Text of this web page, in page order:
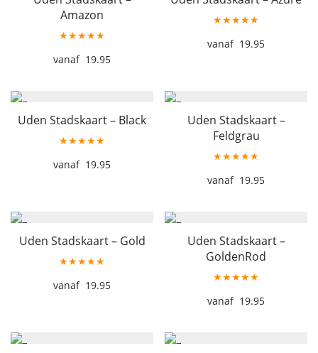
Amazon
★★★★★
19.95
★★★★★
19.95
Uden Stadskaart – Black
★★★★★
19.95
Uden Stadskaart –
Feldgrau
★★★★★
19.95
Uden Stadskaart – Gold
★★★★★
19.95
Uden Stadskaart –
GoldenRod
★★★★★
19.95